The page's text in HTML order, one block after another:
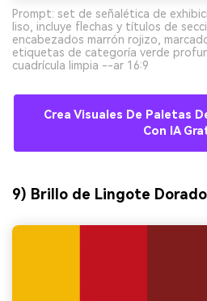
Prompt: set de señalética de
liso, incluye flechas y títulos de
encabezados marrón rojizo,
etiquetas de categoría verde
cuadrícula limpia --ar 16:9
Crea Visuales De Paletas
Con IA
9) Brillo de Lingote Dorado